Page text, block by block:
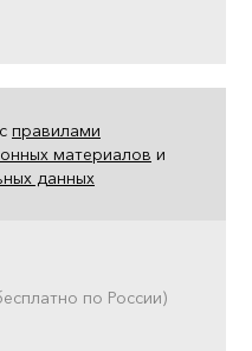
правилами
материалов и
данных
по России)